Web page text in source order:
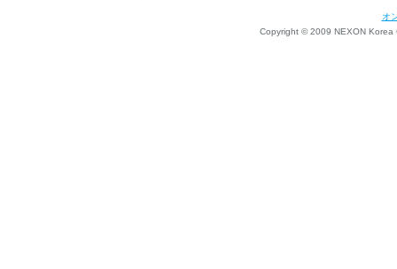
オ
Copyright © 2009 NEXON Korea